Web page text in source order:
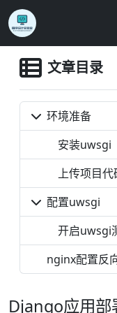
文章目录
环境准备
安装uwsgi
上传项目
配置uwsgi
开启uwsgi
nginx配置反
Django应用